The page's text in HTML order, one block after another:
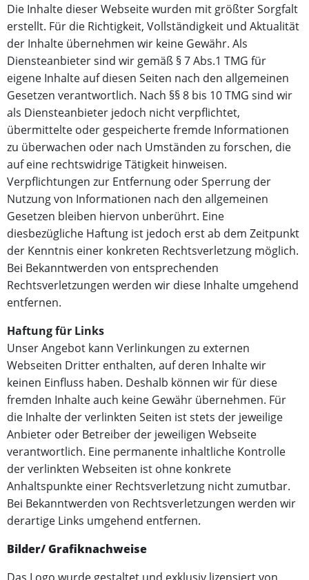
Die Inhalte dieser Webseite wurden mit größter Sorgfalt
erstellt. Für die Richtigkeit, Vollständigkeit und Aktualität
der Inhalte übernehmen wir keine Gewähr. Als
Diensteanbieter sind wir gemäß § 7 Abs.1 TMG für
eigene Inhalte auf diesen Seiten nach den allgemeinen
Gesetzen verantwortlich. Nach §§ 8 bis 10 TMG sind wir
als Diensteanbieter jedoch nicht verpflichtet,
übermittelte oder gespeicherte fremde Informationen
zu überwachen oder nach Umständen zu forschen, die
auf eine rechtswidrige Tätigkeit hinweisen.
Verpflichtungen zur Entfernung oder Sperrung der
Nutzung von Informationen nach den allgemeinen
Gesetzen bleiben hiervon unberührt. Eine
diesbezügliche Haftung ist jedoch erst ab dem Zeitpunkt
der Kenntnis einer konkreten Rechtsverletzung möglich.
Bei Bekanntwerden von entsprechenden
Rechtsverletzungen werden wir diese Inhalte umgehend
entfernen.
Haftung für Links
Unser Angebot kann Verlinkungen zu externen
Webseiten Dritter enthalten, auf deren Inhalte wir
keinen Einfluss haben. Deshalb können wir für diese
fremden Inhalte auch keine Gewähr übernehmen. Für
die Inhalte der verlinkten Seiten ist stets der jeweilige
Anbieter oder Betreiber der jeweiligen Webseite
verantwortlich. Eine permanente inhaltliche Kontrolle
der verlinkten Webseiten ist ohne konkrete
Anhaltspunkte einer Rechtsverletzung nicht zumutbar.
Bei Bekanntwerden von Rechtsverletzungen werden wir
derartige Links umgehend entfernen.
Bilder/ Grafiknachweise